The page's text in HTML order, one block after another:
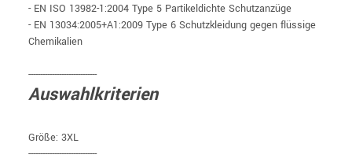
- EN ISO 13982-1:2004 Type 5 Partikeldichte Schutzanzüge
- EN 13034:2005+A1:2009 Type 6 Schutzkleidung gegen flüssige
Chemikalien
-----------------------------
Auswahlkriterien
Größe: 3XL
-----------------------------